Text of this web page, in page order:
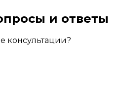
и ответы
консультации?